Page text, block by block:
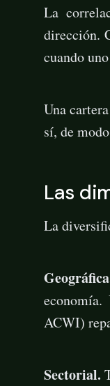
La
dirección.
cuando
Una
sí, de
Las
La
ACWI)
Sectorial.